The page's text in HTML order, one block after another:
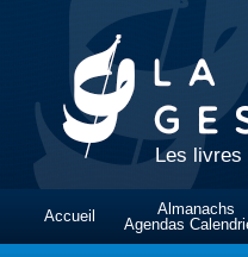
Les livres
Accueil
Almanachs
Agendas